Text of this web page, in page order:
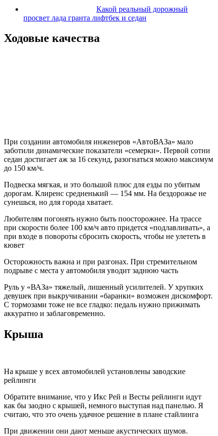
Какой реальный дорожный
просвет лада гранта лифтбек и седан
Ходовые качества
При создании автомобиля инженеров «АвтоВАЗа» мало
заботили динамические показатели «семерки». Первой сотни
седан достигает аж за 16 секунд, разогнаться можно максимум
до 150 км/ч.
Подвеска мягкая, и это большой плюс для езды по убитым
дорогам. Клиренс средненький — 154 мм. На бездорожье не
сунешься, но для города хватает.
Любителям погонять нужно быть поосторожнее. На трассе
при скорости более 100 км/ч авто придется «подлавливать», а
при входе в повороты сбросить скорость, чтобы не улететь в
кювет
Осторожность важна и при разгонах. При стремительном
подрыве с места у автомобиля уводит заднюю часть
Руль у «ВАЗа» тяжелый, лишенный усилителей. У хрупких
девушек при выкручивании «баранки» возможен дискомфорт.
С тормозами тоже не все гладко: педаль нужно прижимать
аккуратно и заблаговременно.
Крыша
На крыше у всех автомобилей установлены заводские
рейлинги
Обратите внимание, что у Икс Рей и Весты рейлинги идут
как бы заодно с крышей, немного выступая над панелью. Я
считаю, что это очень удачное решение в плане стайлинга
При движении они дают меньше акустических шумов.